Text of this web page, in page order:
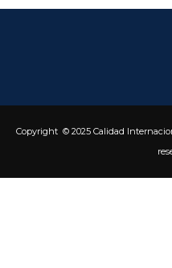
Copyright © 2025 Calidad